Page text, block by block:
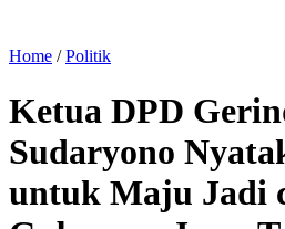
Home /Politik
Ketua DPD
Sudaryono
untuk Maju Jadi